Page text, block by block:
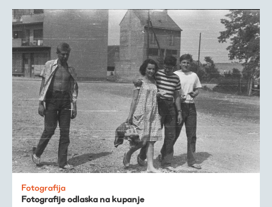
Fotografija
Fotografije odlaska na kupanje